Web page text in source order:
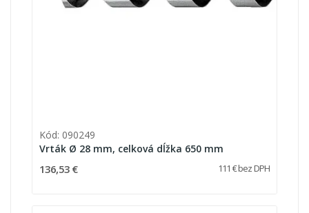
Kód: 090249
Vrták Ø 28 mm, celková dĺžka 650 mm
136,53 € 111 € bez DPH